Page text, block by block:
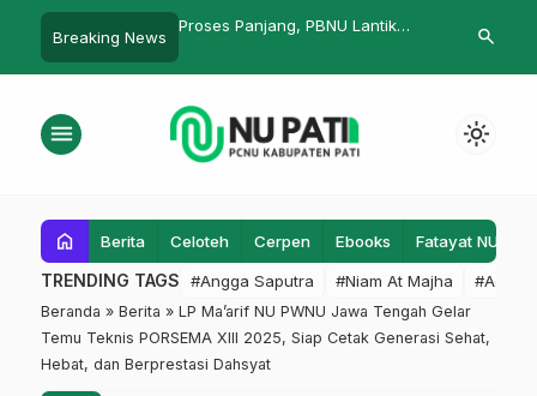
Breaking News
Pimpin INISNU
Duet K. Alwan – H. Dhofir Pimpin
Karena
search
menu light_mode
home Berita Celoteh Cerpen Ebooks Fatayat NU
TRENDING TAGS #Angga Saputra #Niam At Majha #Admin
Beranda » Berita » LP Ma’arif NU PWNU Jawa Tengah Gelar
Temu Teknis PORSEMA XIII 2025, Siap Cetak Generasi Sehat,
Hebat, dan Berprestasi Dahsyat